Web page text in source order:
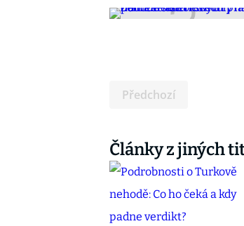
Předchozí
Články z jiných